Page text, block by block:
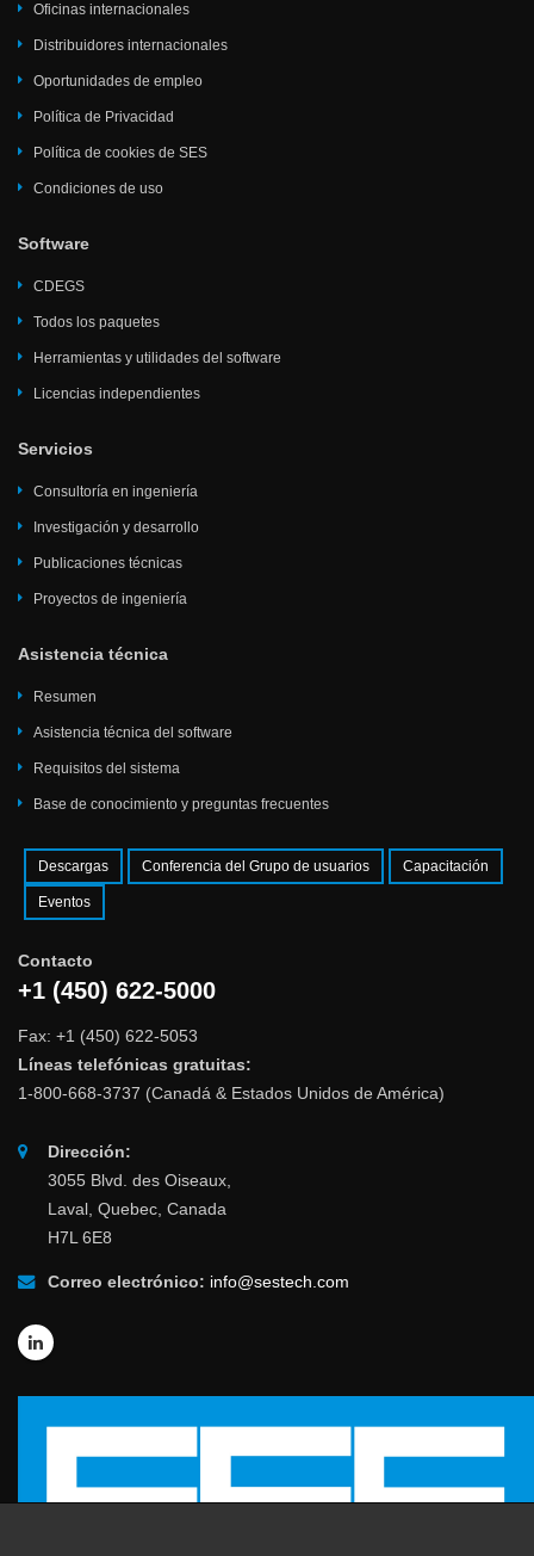
Oficinas internacionales
Distribuidores internacionales
Oportunidades de empleo
Política de Privacidad
Política de cookies de SES
Condiciones de uso
Software
CDEGS
Todos los paquetes
Herramientas y utilidades del software
Licencias independientes
Servicios
Consultoría en ingeniería
Investigación y desarrollo
Publicaciones técnicas
Proyectos de ingeniería
Asistencia técnica
Resumen
Asistencia técnica del software
Requisitos del sistema
Base de conocimiento y preguntas frecuentes
Descargas Conferencia del Grupo de usuarios Capacitación
Eventos
Contacto
+1 (450) 622-5000
Fax: +1 (450) 622-5053
Líneas telefónicas gratuitas:
1-800-668-3737 (Canadá & Estados Unidos de América)
Dirección:
3055 Blvd. des Oiseaux,
Laval, Quebec, Canada
H7L 6E8
Correo electrónico: info@sestech.com